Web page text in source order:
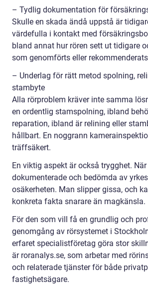
– Tydlig dokumentation för
Skulle en skada ändå uppstå är
värdefulla i kontakt med
bland annat hur rören sett ut tidigare
som genomförts eller
– Underlag för rätt metod spolning,
stambyte
Alla rörproblem kräver inte samma
en ordentlig stamspolning, ibland
reparation, ibland är relining eller
hållbart. En noggrann
träffsäkert.
En viktig aspekt är också trygghet.
dokumenterade och bedömda av
osäkerheten. Man slipper gissa, och
konkreta fakta snarare än magkänsla.
För den som vill få en grundlig och
genomgång av rörsystemet i
erfaret specialistföretag göra stor
är roranalys.se, som arbetar med
och relaterade tjänster för både
fastighetsägare.